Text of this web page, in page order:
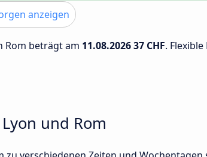
anzeigen
Rom beträgt am 11.08.202637 CHF. Flexible
und Rom